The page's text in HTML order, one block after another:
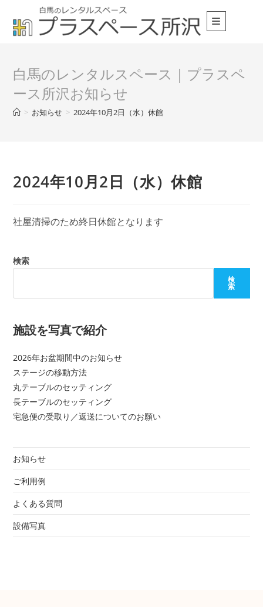
白馬のレンタルスペース｜プラスペ
ース所沢お知らせ
> お知らせ > 2024年10月2日（水）休館
2024年10月2日（水）休館
社屋清掃のため終日休館となります
検索
検
索
施設を写真で紹介
2026年お盆期間中のお知らせ
ステージの移動方法
丸テーブルのセッティング
長テーブルのセッティング
宅急便の受取り／返送についてのお願い
お知らせ
ご利用例
よくある質問
設備写真